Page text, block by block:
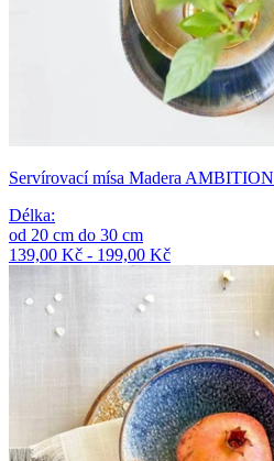
Servírovací mísa Madera AMBITION
Délka:
od 20 cm do 30 cm
139,00 Kč - 199,00 Kč